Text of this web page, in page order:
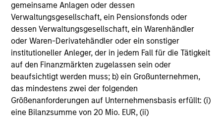
gemeinsame Anlagen oder dessen
Verwaltungsgesellschaft, ein Pensionsfonds oder
dessen Verwaltungsgesellschaft, ein Warenhändler
oder Waren-Derivatehändler oder ein sonstiger
institutioneller Anleger, der in jedem Fall für die Tätigkeit
auf den Finanzmärkten zugelassen sein oder
beaufsichtigt werden muss; b) ein Großunternehmen,
das mindestens zwei der folgenden
Größenanforderungen auf Unternehmensbasis erfüllt: (i)
eine Bilanzsumme von 20 Mio. EUR, (ii)
Ibrahim Kara
Executive Director
Yijia Chen
Executive Director